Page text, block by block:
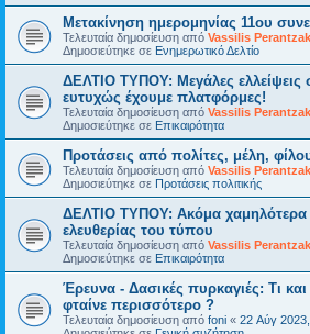
Μετακίνηση ημερομηνίας 11ου
Τελευταία δημοσίευση από Vassilis
Δημοσιεύτηκε σε Ενημερωτικό Δελτίο
ΔΕΛΤΙΟ ΤΥΠΟΥ: Μεγάλες ελλείψεις
ευτυχώς έχουμε πλατφόρμες!
Τελευταία δημοσίευση από Vassilis
Δημοσιεύτηκε σε Επικαιρότητα
Προτάσεις από πολίτες, μέλη,
Τελευταία δημοσίευση από Vassilis
Δημοσιεύτηκε σε Προτάσεις πολιτικής
ΔΕΛΤΙΟ ΤΥΠΟΥ: Ακόμα χαμηλότερα
ελευθερίας του τύπου
Τελευταία δημοσίευση από Vassilis
Δημοσιεύτηκε σε Επικαιρότητα
Έρευνα - Δασικές πυρκαγιές: Τι και
φταίνε περισσότερο ?
Τελευταία δημοσίευση από foni « 22 Αύγ